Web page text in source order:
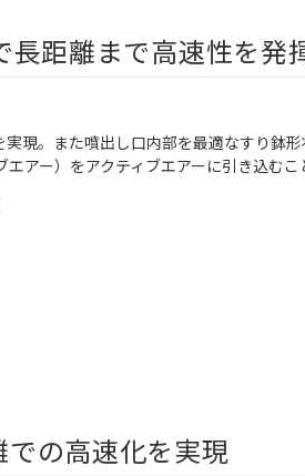
距離まで高速性を発
現。また噴出し口内部を最適なすり鉢
アー）をアクティブエアーに引き込むこ
の高速化を実現